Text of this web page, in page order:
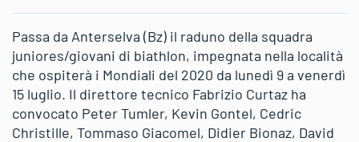
Passa da Anterselva (Bz) il raduno della squadra
juniores/giovani di biathlon, impegnata nella località
che ospiterà i Mondiali del 2020 da lunedì 9 a venerdì
15 luglio. Il direttore tecnico Fabrizio Curtaz ha
convocato Peter Tumler, Kevin Gontel, Cedric
Christille, Tommaso Giacomel, Didier Bionaz, David